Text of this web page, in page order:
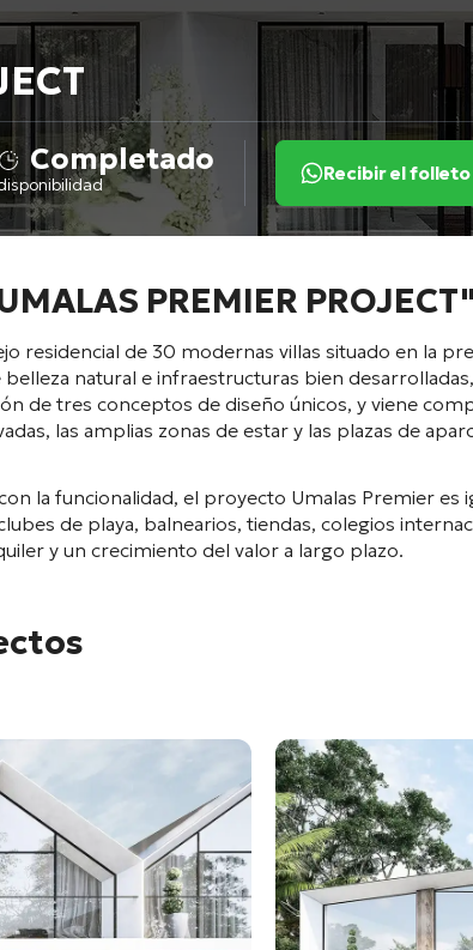
Completado Recibir el
PREMIER PROJECT"
residencial de 30 modernas villas situado en la
natural e infraestructuras bien
de tres conceptos de diseño únicos, y viene
las amplias zonas de estar y las plazas de
la funcionalidad, el proyecto Umalas Premier es
de playa, balnearios, tiendas, colegios
y un crecimiento del valor a largo plazo.